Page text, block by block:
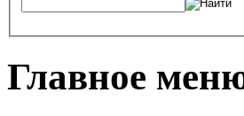
Главное